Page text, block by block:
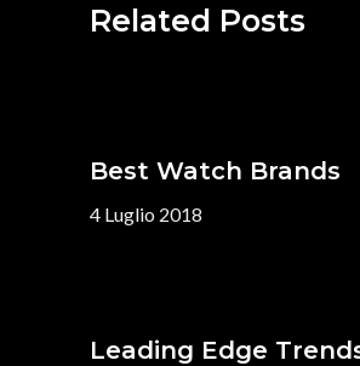
Related Posts
Best Watch Brands
4 Luglio 2018
Leading Edge